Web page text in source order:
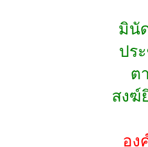
มินั
ปร
ต
สงฆ์
อง